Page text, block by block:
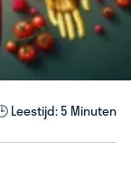
Leestijd: 5 Minuten